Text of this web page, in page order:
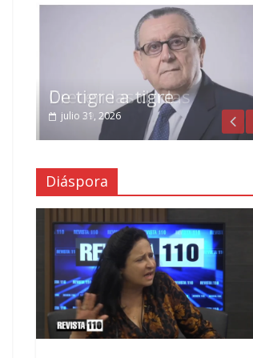
Crecen las dudas
julio 29, 2026
Diáspora